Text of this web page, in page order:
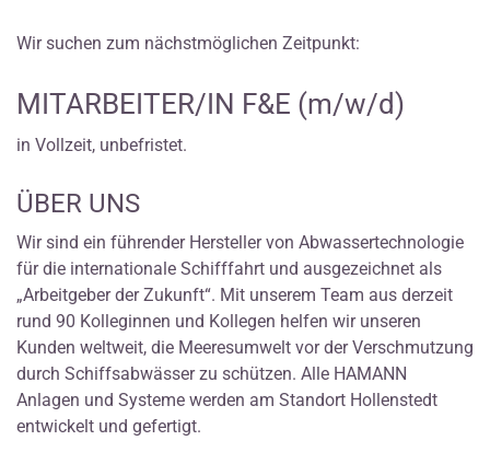
Wir suchen zum nächstmöglichen Zeitpunkt:
MITARBEITER/IN F&E (m/w/d)
in Vollzeit, unbefristet.
ÜBER UNS
Wir sind ein führender Hersteller von Abwassertechnologie
für die internationale Schifffahrt und ausgezeichnet als
„Arbeitgeber der Zukunft“. Mit unserem Team aus derzeit
rund 90 Kolleginnen und Kollegen helfen wir unseren
Kunden weltweit, die Meeresumwelt vor der Verschmutzung
durch Schiffsabwässer zu schützen. Alle HAMANN
Anlagen und Systeme werden am Standort Hollenstedt
entwickelt und gefertigt.